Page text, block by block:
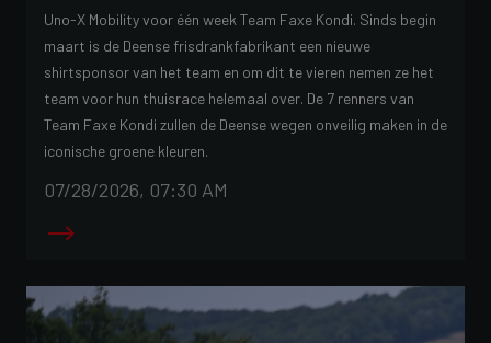
Uno-X Mobility voor één week Team Faxe Kondi. Sinds begin
maart is de Deense frisdrankfabrikant een nieuwe
shirtsponsor van het team en om dit te vieren nemen ze het
team voor hun thuisrace helemaal over. De 7 renners van
Team Faxe Kondi zullen de Deense wegen onveilig maken in de
iconische groene kleuren.
07/28/2026, 07:30 AM